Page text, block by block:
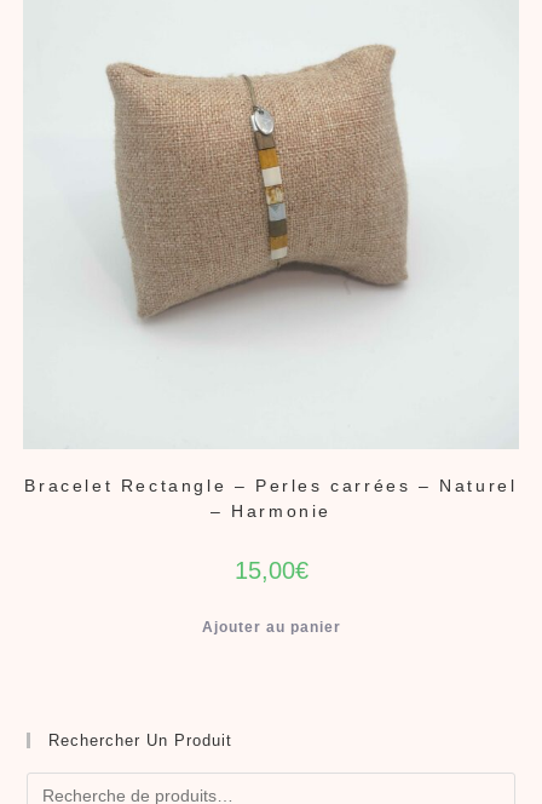
Bracelet Rectangle – Perles carrées – Naturel
– Harmonie
15,00€
Ajouter au panier
Rechercher Un Produit